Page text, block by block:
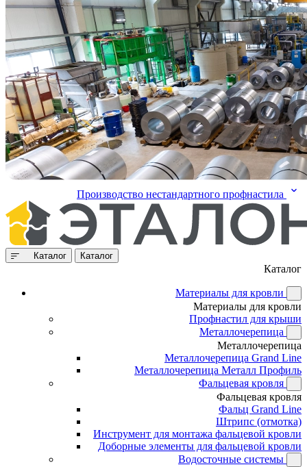
Производство нестандартного профнастила
Каталог Каталог
Каталог
Материалы для кровли
Материалы для кровли
Профнастил для крыши
Металлочерепица
Металлочерепица
Металлочерепица Grand Line
Металлочерепица Металл Профиль
Фальцевая кровля
Фальцевая кровля
Фальц Grand Line
Штрипс (отмотка)
Инструмент для монтажа фальцевой кровли
Доборные элементы для фальцевой кровли
Водосточные системы